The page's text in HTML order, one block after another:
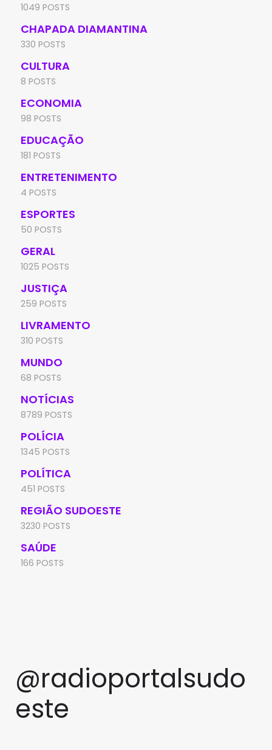
1049 POSTS
CHAPADA DIAMANTINA
330 POSTS
CULTURA
8 POSTS
ECONOMIA
98 POSTS
EDUCAÇÃO
181 POSTS
ENTRETENIMENTO
4 POSTS
ESPORTES
50 POSTS
GERAL
1025 POSTS
JUSTIÇA
259 POSTS
LIVRAMENTO
310 POSTS
MUNDO
68 POSTS
NOTÍCIAS
8789 POSTS
POLÍCIA
1345 POSTS
POLÍTICA
451 POSTS
REGIÃO SUDOESTE
3230 POSTS
SAÚDE
166 POSTS
@radioportalsudo
este